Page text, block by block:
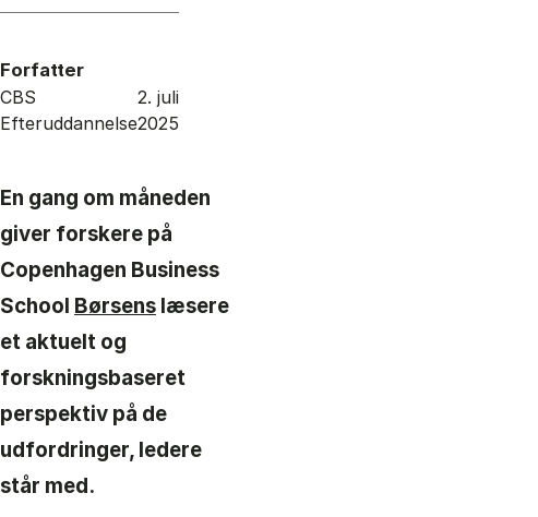
Forfatter
CBS
Efteruddannelse
2. juli
2025
En gang om måneden
giver forskere på
Copenhagen Business
School Børsens læsere
et aktuelt og
forskningsbaseret
perspektiv på de
udfordringer, ledere
står med.